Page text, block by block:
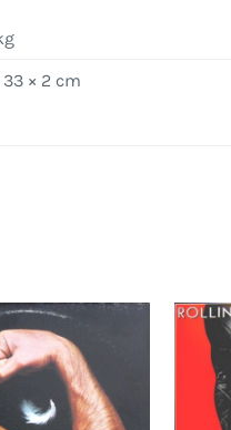
33 × 2 cm
LP-
Shrink.